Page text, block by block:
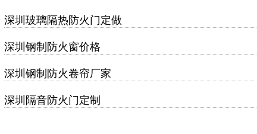
深圳玻璃隔热防火门定做
深圳钢制防火窗价格
深圳钢制防火卷帘厂家
深圳隔音防火门定制